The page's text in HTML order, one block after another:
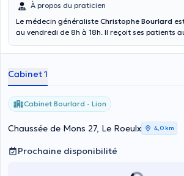
À propos du praticien
Le médecin généraliste Christophe Bourlard
au vendredi de 8h à 18h. Il reçoit ses patients
consultation généraliste, une prise de sang,
délégués médicaux. Pour le rencontrer dans le cadre d'une
consultation, veuillez prendre rendez-vous
Après 18h en semaine, les jours fériés et les
contacter le 1733 pour joindre la garde
Cabinet 1
Cabinet Bourlard - Lion
Chaussée de Mons 27, Le Roeulx 4,0 km
Prochaine disponibilité